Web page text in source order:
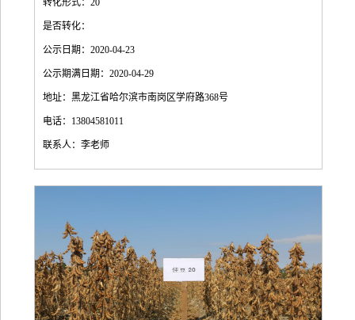
转化形式：20
是否转化：
公示日期：2020-04-23
公示期满日期：2020-04-29
地址：黑龙江省哈尔滨市南岗区学府路368号
电话：13804581011
联系人：李老师